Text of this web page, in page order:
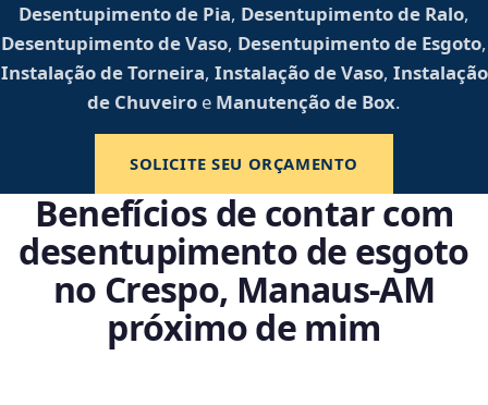
Desentupimento de Pia, Desentupimento de Ralo,
Desentupimento de Vaso, Desentupimento de Esgoto,
Instalação de Torneira, Instalação de Vaso, Instalação
de Chuveiro e Manutenção de Box.
SOLICITE SEU ORÇAMENTO
Benefícios de contar com
desentupimento de esgoto
no Crespo, Manaus‑AM
próximo de mim